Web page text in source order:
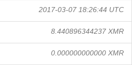
2017-03-07 18:26:44 UTC
8.440896344237 XMR
0.000000000000 XMR